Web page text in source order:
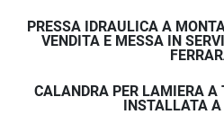
PRESSA IDRAULICA A
VENDITA E MESSA IN
CALANDRA PER LAMIERA A
INSTALLATA A